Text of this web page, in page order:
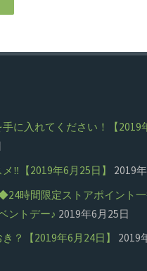
に入れてください！【2019
‼【2019年6月25日】
2019
時間限定ストアポイント
ントデー♪ 2019年6月25日
？【2019年6月24日】
2019